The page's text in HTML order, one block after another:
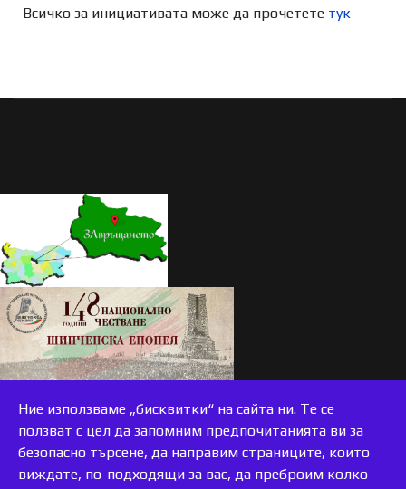
Всичко за инициативата може да прочетете тук
Ние използваме „бисквитки“ на сайта ни. Те се
ползват с цел да запомним предпочитанията ви за
безопасно търсене, да направим страниците, които
виждате, по-подходящи за вас, да преброим колко